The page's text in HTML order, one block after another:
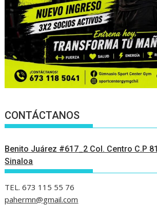
CONTÁCTANOS
Benito Juárez #617_2 Col. Centro C.P
Sinaloa
TEL. 673 115 55 76
pahermn@gmail.com